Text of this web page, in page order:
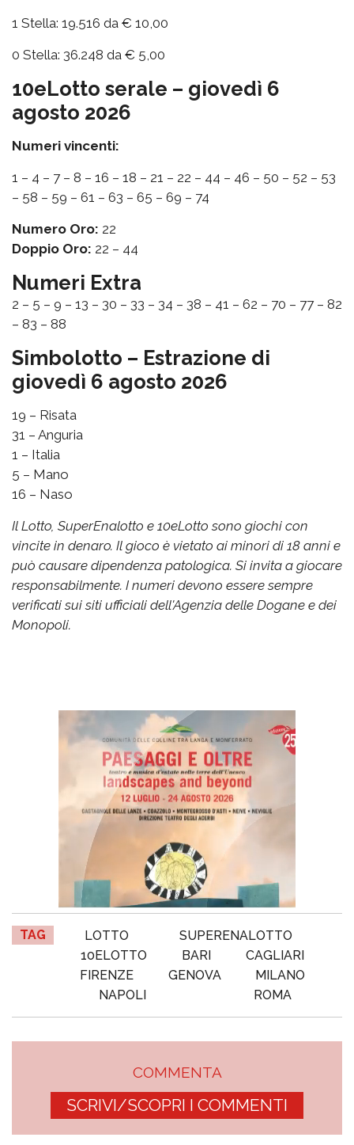
1 Stella: 19.516 da € 10,00
0 Stella: 36.248 da € 5,00
10eLotto serale – giovedì 6
agosto 2026
Numeri vincenti:
1 – 4 – 7 – 8 – 16 – 18 – 21 – 22 – 44 – 46 – 50 – 52 – 53
– 58 – 59 – 61 – 63 – 65 – 69 – 74
Numero Oro: 22
Doppio Oro: 22 – 44
Numeri Extra
2 – 5 – 9 – 13 – 30 – 33 – 34 – 38 – 41 – 62 – 70 – 77 – 82
– 83 – 88
Simbolotto – Estrazione di
giovedì 6 agosto 2026
19 – Risata
31 – Anguria
1 – Italia
5 – Mano
16 – Naso
Il Lotto, SuperEnalotto e 10eLotto sono giochi con
vincite in denaro. Il gioco è vietato ai minori di 18 anni e
può causare dipendenza patologica. Si invita a giocare
responsabilmente. I numeri devono essere sempre
verificati sui siti ufficiali dell'Agenzia delle Dogane e dei
Monopoli.
TAG LOTTO
SUPERENALOTTO
10ELOTTO
BARI
CAGLIARI
FIRENZE
GENOVA
MILANO
NAPOLI
ROMA
COMMENTA
SCRIVI/SCOPRI I COMMENTI